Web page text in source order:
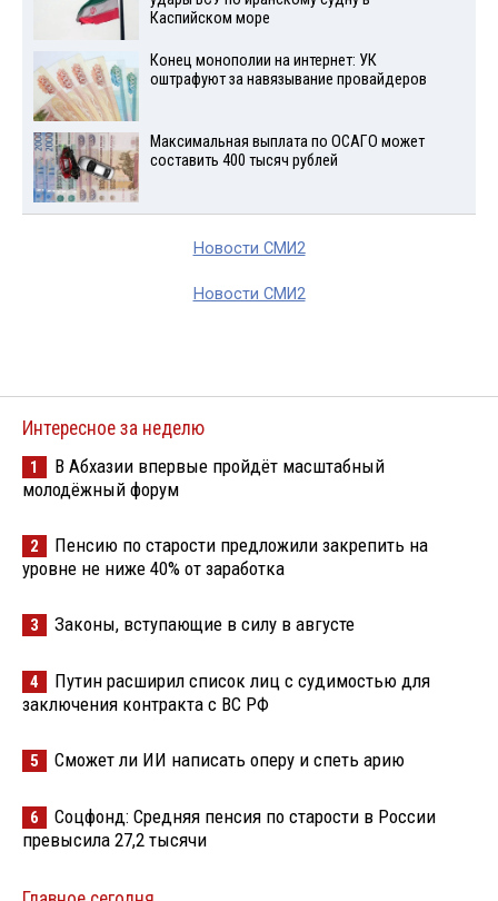
Каспийском море
Конец монополии на интернет: УК
оштрафуют за навязывание провайдеров
Максимальная выплата по ОСАГО может
составить 400 тысяч рублей
Новости СМИ2
Новости СМИ2
Интересное за неделю
1
В Абхазии впервые пройдёт масштабный
молодёжный форум
2
Пенсию по старости предложили закрепить на
уровне не ниже 40% от заработка
3 Законы, вступающие в силу в августе
4
Путин расширил список лиц с судимостью для
заключения контракта с ВС РФ
5 Сможет ли ИИ написать оперу и спеть арию
6
Соцфонд: Средняя пенсия по старости в России
превысила 27,2 тысячи